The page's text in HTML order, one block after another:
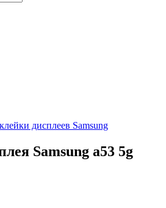
дисплеев Samsung
Samsung a53 5g